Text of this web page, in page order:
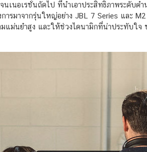
นเนอเรชั่นถัดไป ที่นำเอาประสิทธิภาพระดั
ารมาจากรุ่นใหญ่อย่าง JBL 7 Series และ
ามแม่นยำสูง และให้ช่วงไดนามิกที่น่าประทั